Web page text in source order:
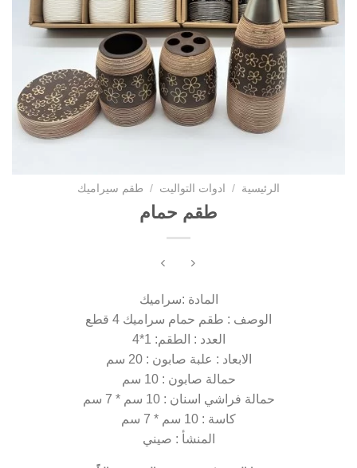
الرئيسية / ادوات التواليت / طقم سيراميك
طقم حمام
المادة :سراميك
الوصف : طقم حمام سراميك 4 قطع
العدد : الطقم: 1*4
الابعاد : علبة صابون : 20 سم
حمالة صابون : 10 سم
حمالة فراشي اسنان : 10 سم * 7 سم
كاسة : 10 سم * 7 سم
المنشأ : صيني